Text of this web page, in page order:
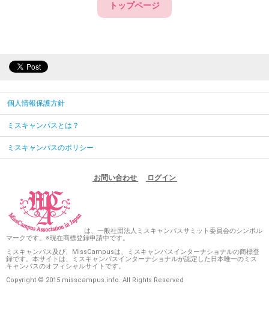
トップページ
個人情報保護方針
ミスキャンパスとは？
ミスキャンパスのポリシー
お問い合わせ ログイン
は、一般社団法人ミスキャンパスサミット委員会のシンボル
マークです。※現在商標登録申請中です。
ミスキャンパス及び、MissCampusは、ミスキャンパスインターナショナルの商標登
録です。本サイトは、ミスキャンパスインターナショナルが認定した日本唯一のミス
キャンパスのオフィシャルサイトです。
Copyright © 2015 misscampus.info. All Rights Reserved